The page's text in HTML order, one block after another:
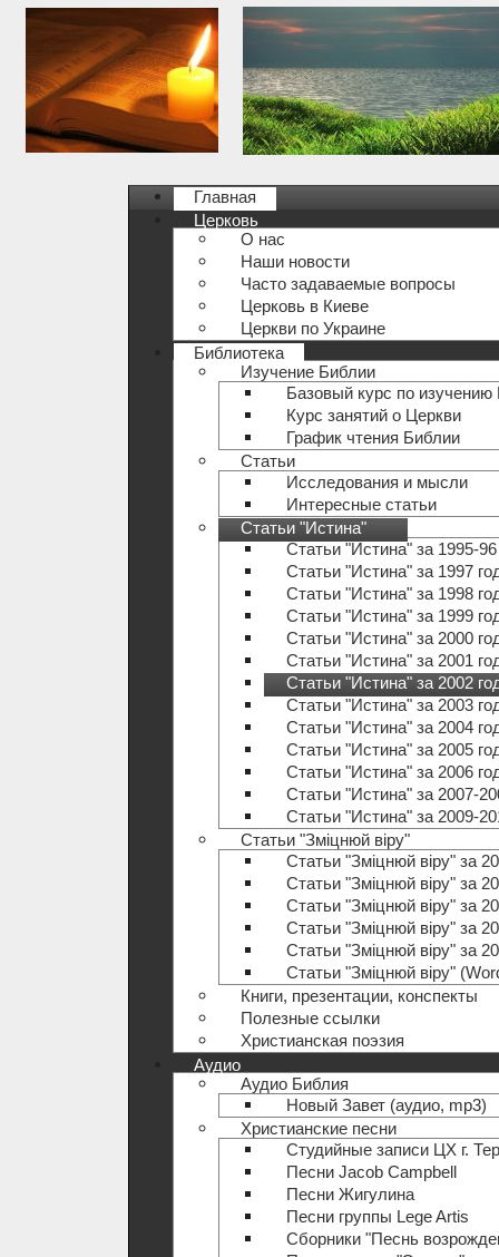
Главная
Церковь
О нас
Наши новости
Часто задаваемые вопросы
Церковь в Киеве
Церкви по Украине
Библиотека
Изучение Библии
Базовый курс по изучению
Курс занятий о Церкви
График чтения Библии
Статьи
Исследования и мысли
Интересные статьи
Статьи "Истина"
Статьи "Истина" за 1995-
Статьи "Истина" за 1997
Статьи "Истина" за 1998
Статьи "Истина" за 1999
Статьи "Истина" за 2000
Статьи "Истина" за 2001
Статьи "Истина" за 2002
Статьи "Истина" за 2003
Статьи "Истина" за 2004
Статьи "Истина" за 2005
Статьи "Истина" за 2006
Статьи "Истина" за 2007-
Статьи "Истина" за 2009-
Статьи "Зміцнюй віру"
Статьи "Зміцнюй віру" за
Статьи "Зміцнюй віру" за
Статьи "Зміцнюй віру" за
Статьи "Зміцнюй віру" за
Статьи "Зміцнюй віру" за
Статьи "Зміцнюй віру"
Книги, презентации, конспекты
Полезные ccылки
Христианская поэзия
Аудио
Аудио Библия
Новый Завет (аудио, mp3)
Христианские песни
Студийные записи ЦХ г.
Песни Jacob Campbell
Песни Жигулина
Песни группы Lege Artis
Сборники "Песнь